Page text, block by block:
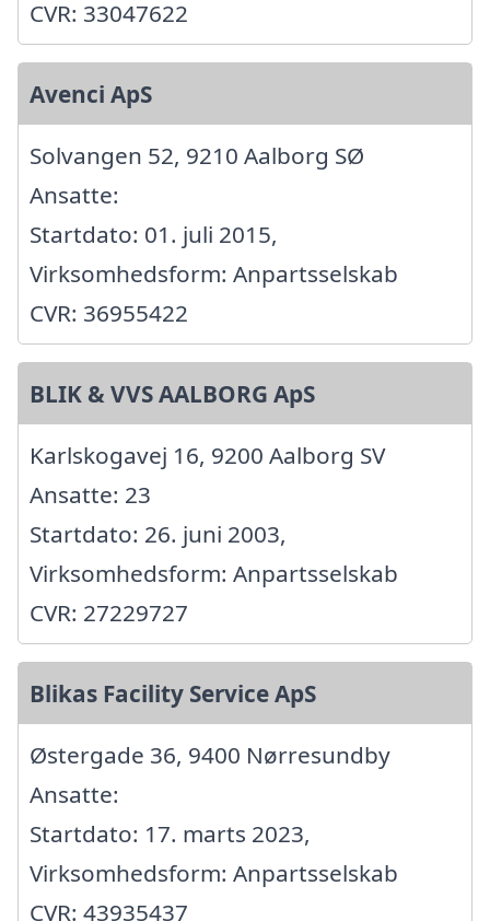
CVR: 33047622
Avenci ApS
Solvangen 52, 9210 Aalborg SØ
Ansatte:
Startdato: 01. juli 2015,
Virksomhedsform: Anpartsselskab
CVR: 36955422
BLIK & VVS AALBORG ApS
Karlskogavej 16, 9200 Aalborg SV
Ansatte: 23
Startdato: 26. juni 2003,
Virksomhedsform: Anpartsselskab
CVR: 27229727
Blikas Facility Service ApS
Østergade 36, 9400 Nørresundby
Ansatte:
Startdato: 17. marts 2023,
Virksomhedsform: Anpartsselskab
CVR: 43935437